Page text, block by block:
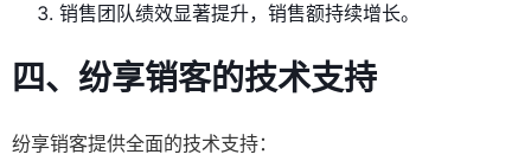
销售团队绩效显著提升，销售额持续增长。
四、纷享销客的技术支持
纷享销客提供全面的技术支持：